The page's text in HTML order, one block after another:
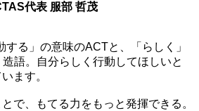
代表 服部 哲茂
る」の意味のACTと、「らしく」
語。自分らしく行動してほしいと
ます。
で、もてる力をもっと発揮できる。